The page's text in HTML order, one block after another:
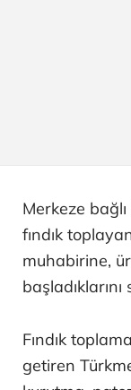
Merkeze
fındık
muhabirine,
başladıklarını
Fındık
getiren